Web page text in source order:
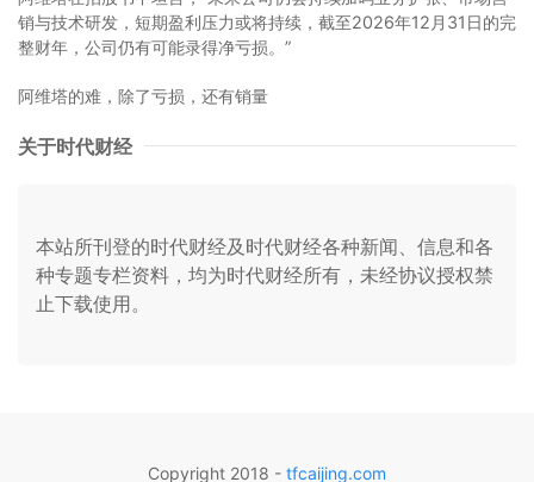
销与技术研发，短期盈利压力或将持续，截至2026年12月31日的完
整财年，公司仍有可能录得净亏损。”
阿维塔的难，除了亏损，还有销量
关于时代财经
本站所刊登的时代财经及时代财经各种新闻、信息和各
种专题专栏资料，均为时代财经所有，未经协议授权禁
止下载使用。
Copyright 2018 - tfcaijing.com